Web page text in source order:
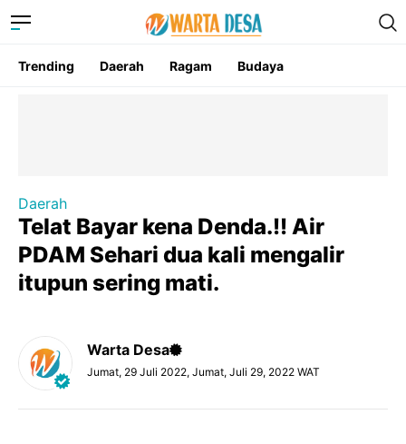
Trending Daerah Ragam Budaya
Daerah
Telat Bayar kena Denda.!! Air
PDAM Sehari dua kali mengalir
itupun sering mati.
Warta Desa
Jumat, 29 Juli 2022, Jumat, Juli 29, 2022 WAT